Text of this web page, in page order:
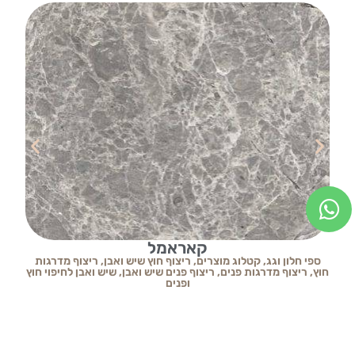
קאראמל
ספי חלון וגג,קטלוג מוצרים, ריצוף חוץ שיש ואבן, ריצוף מדרגות
חוץ, ריצוף מדרגות פנים, ריצוף פנים שיש ואבן,שיש ואבן לחיפוי חוץ
ופנים